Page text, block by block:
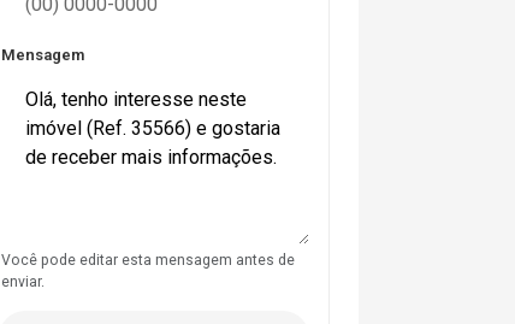
Mensagem
Você pode editar esta mensagem antes de
enviar.